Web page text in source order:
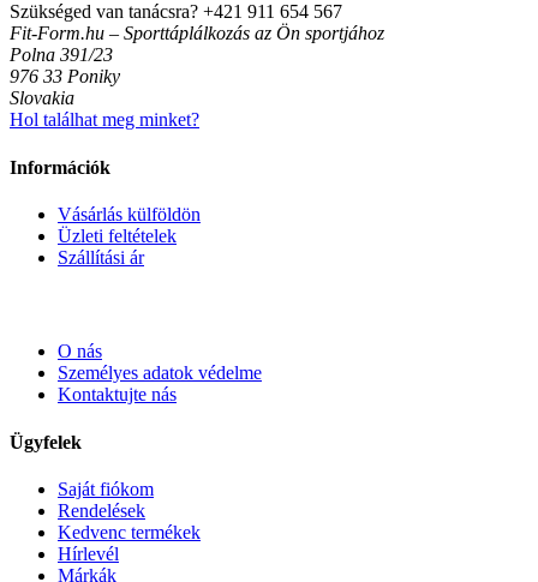
Szükséged van tanácsra? +421 911 654 567
Fit-Form.hu – Sporttáplálkozás az Ön sportjához
Polna 391/23
976 33 Poniky
Slovakia
Hol találhat meg minket?
Információk
Vásárlás külföldön
Üzleti feltételek
Szállítási ár
O nás
Személyes adatok védelme
Kontaktujte nás
Ügyfelek
Saját fiókom
Rendelések
Kedvenc termékek
Hírlevél
Márkák